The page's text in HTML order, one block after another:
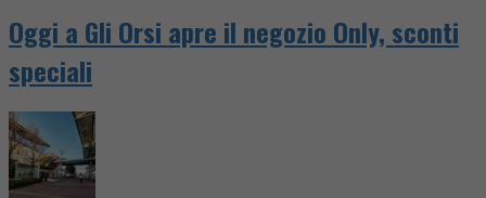
Oggi a Gli Orsi apre il negozio Only, sconti
speciali